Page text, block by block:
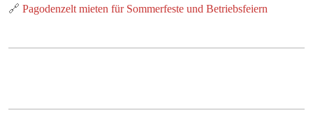
🔗 Pagodenzelt mieten für Sommerfeste und Betriebsfeiern